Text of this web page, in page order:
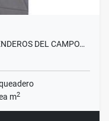
DEL CAMPO…
m2